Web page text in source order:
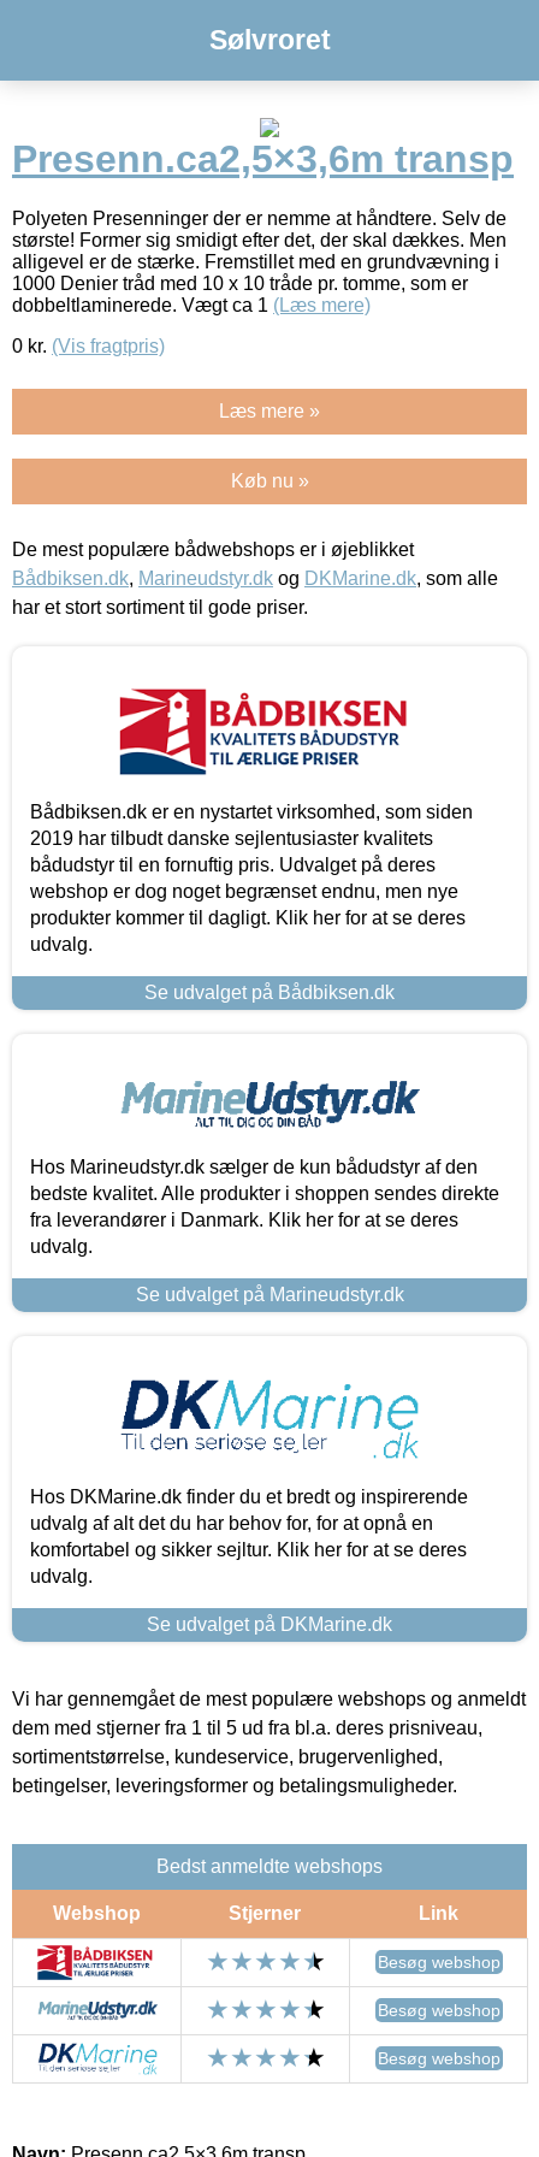
Sølvroret
Presenn.ca2,5×3,6m transp
Polyeten Presenninger der er nemme at håndtere. Selv de
største! Former sig smidigt efter det, der skal dækkes. Men
alligevel er de stærke. Fremstillet med en grundvævning i
1000 Denier tråd med 10 x 10 tråde pr. tomme, som er
dobbeltlaminerede. Vægt ca 1 (Læs mere)
0 kr. (Vis fragtpris)
Læs mere »
Køb nu »
De mest populære bådwebshops er i øjeblikket
Bådbiksen.dk, Marineudstyr.dk og DKMarine.dk, som alle
har et stort sortiment til gode priser.
Bådbiksen.dk er en nystartet virksomhed, som siden
2019 har tilbudt danske sejlentusiaster kvalitets
bådudstyr til en fornuftig pris. Udvalget på deres
webshop er dog noget begrænset endnu, men nye
produkter kommer til dagligt. Klik her for at se deres
udvalg.
Se udvalget på Bådbiksen.dk
Hos Marineudstyr.dk sælger de kun bådudstyr af den
bedste kvalitet. Alle produkter i shoppen sendes direkte
fra leverandører i Danmark. Klik her for at se deres
udvalg.
Se udvalget på Marineudstyr.dk
Hos DKMarine.dk finder du et bredt og inspirerende
udvalg af alt det du har behov for, for at opnå en
komfortabel og sikker sejltur. Klik her for at se deres
udvalg.
Se udvalget på DKMarine.dk
Vi har gennemgået de mest populære webshops og anmeldt
dem med stjerner fra 1 til 5 ud fra bl.a. deres prisniveau,
sortimentstørrelse, kundeservice, brugervenlighed,
betingelser, leveringsformer og betalingsmuligheder.
Bedst anmeldte webshops
Webshop Stjerner Link
Besøg webshop
Besøg webshop
Besøg webshop